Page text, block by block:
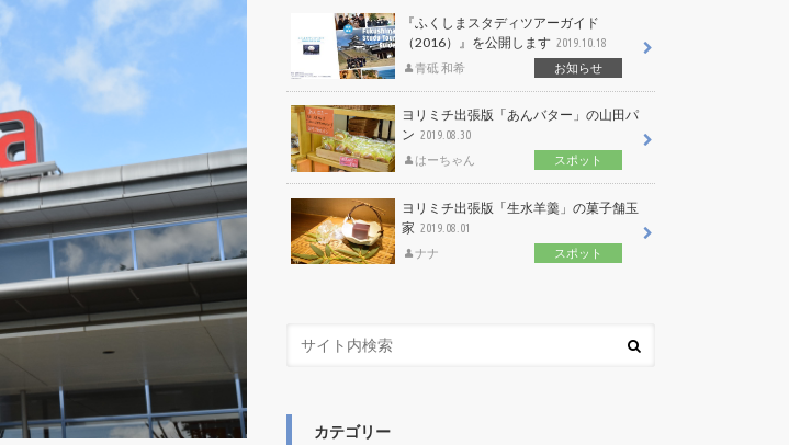
『ふくしまスタディツアーガイド
（2016）』を公開します 2019.10.18
青砥 和希 お知らせ
ヨリミチ出張版「あんバター」の山田パ
ン 2019.08.30
はーちゃん スポット
ヨリミチ出張版「生水羊羹」の菓子舗玉
家 2019.08.01
ナナ スポット
カテゴリー